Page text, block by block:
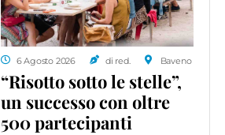
6 Agosto 2026 di red. Baveno
“Risotto sotto le stelle”,
un successo con oltre
500 partecipanti